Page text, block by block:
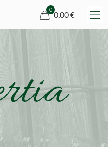
0
0,00 €